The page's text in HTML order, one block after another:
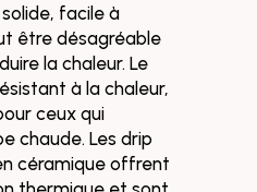
facile à
être désagréable
la chaleur. Le
à la chaleur,
ceux qui
chaude. Les drip
céramique offrent